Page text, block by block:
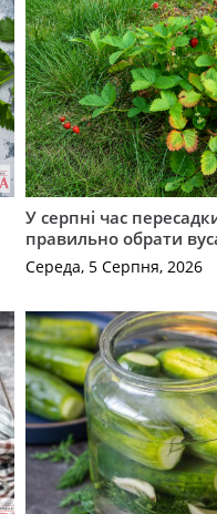
У серпні час
правильно обрати
Середа, 5 Серпня, 2026